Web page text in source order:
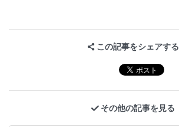
この記事をシェアする
その他の記事を見る